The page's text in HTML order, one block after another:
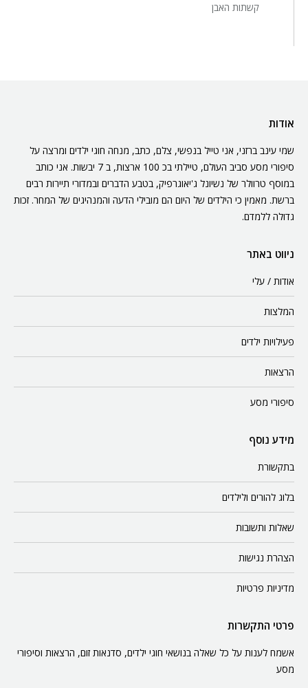
קשתות האבן
אודות
שמי עינב ברזני, אני טייל בנפשי, צלם, כתב, מנחה חוגי ילדים ומרצה על
סיפורי מסע סביב העולם, טיילתי בכ 100 ארצות, ב 7 יבשות. אני כותב
במוסף טרוולר של נשיונל ג'יאוגרפיק, בטבע הדברים ובמדורי תיירות רבים
ברשת. מאמין כי הילדים של היום הם מובילי הדעה והמנהיגים של המחר. זכות
גדולה ללמדם.
ניווט באתר
אודות / עלי
המלצות
פעילויות ילדים
הרצאות
סיפורי מסע
מידע נוסף
בתקשורת
בלוג להורים ולילדים
שאלות ותשובות
הצהרת נגישות
מדיניות פרטיות
פרטי התקשרות
אשמח לענות על כל שאלה בנושאי חוגי ילדים, סדנאות זום, הרצאות וסיפורי
מסע